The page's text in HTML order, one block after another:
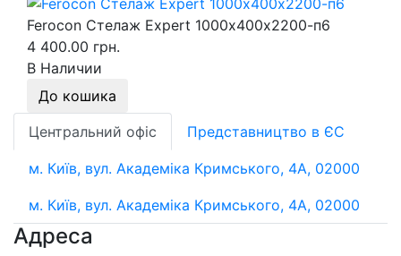
Ferocon Стелаж Expert 1000х400х2200-п6
4 400.00 грн.
В Наличии
До кошика
Центральний офіс
Представництво в ЄС
м. Київ, вул. Академіка Кримського, 4А, 02000
м. Київ, вул. Академіка Кримського, 4А, 02000
Адреса